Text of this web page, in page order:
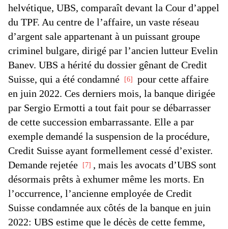
helvétique, UBS, comparaît devant la Cour d’appel
du TPF. Au centre de l’affaire, un vaste réseau
d’argent sale appartenant à un puissant groupe
criminel bulgare, dirigé par l’ancien lutteur Evelin
Banev. UBS a hérité du dossier gênant de Credit
Suisse, qui a été condamné
6
pour cette affaire
en juin 2022. Ces derniers mois, la banque dirigée
par Sergio Ermotti a tout fait pour se débarrasser
de cette succession embarrassante. Elle a par
exemple demandé la suspension de la procédure,
Credit Suisse ayant formellement cessé d’exister.
Demande rejetée
7
, mais les avocats d’UBS sont
désormais prêts à exhumer même les morts. En
l’occurrence, l’ancienne employée de Credit
Suisse condamnée aux côtés de la banque en juin
2022: UBS estime que le décès de cette femme,